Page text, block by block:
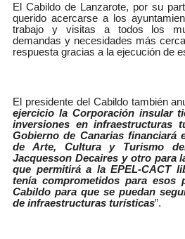
El Cabildo de Lanzarote, por su
querido acercarse a los
trabajo y visitas a todos los
demandas y necesidades más
respuesta gracias a la ejecución de
El presidente del Cabildo también
ejercicio la Corporación insular
inversiones en infraestructuras
Gobierno de Canarias financiará
de Arte, Cultura y Turismo
Jacquesson Decaires y otro para
que permitirá a la EPEL-CACT
tenía comprometidos para esos
Cabildo para que se puedan
de infraestructuras turísticas”.